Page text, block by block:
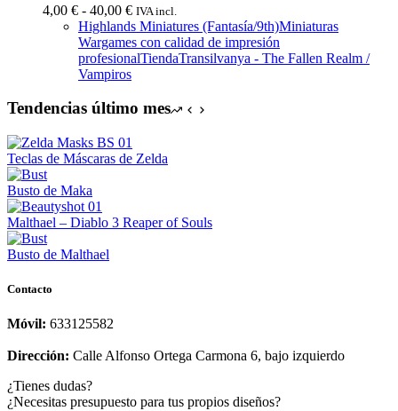
4,00 € - 40,00 €Rango
de
precios:
desde
40,00 €
IVA incl.
Highlands Miniatures (Fantasía/9th)Miniaturas
Wargames con calidad de impresión
profesionalTiendaTransilvanya - The Fallen Realm /
Vampiros
Tendencias último mes
Teclas de Máscaras de Zelda
Busto de Maka
Malthael – Diablo 3 Reaper of Souls
Busto de Malthael
Contacto
Móvil: 633125582
Dirección: Calle Alfonso Ortega Carmona 6, bajo izquierdo
¿Tienes dudas?
¿Necesitas presupuesto para tus propios diseños?